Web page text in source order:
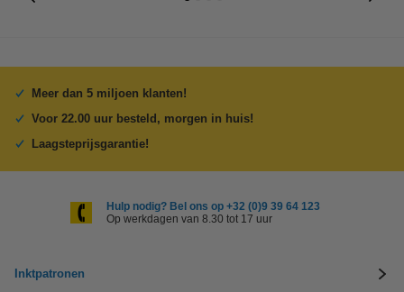
Meer dan 5 miljoen klanten!
Voor 22.00 uur besteld, morgen in huis!
Laagsteprijsgarantie!
Hulp nodig? Bel ons op +32 (0)9 39 64 123
Op werkdagen van 8.30 tot 17 uur
Inktpatronen